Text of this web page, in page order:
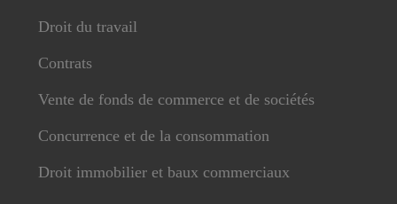
Droit du travail
Contrats
Vente de fonds de commerce et de sociétés
Concurrence et de la consommation
Droit immobilier et baux commerciaux